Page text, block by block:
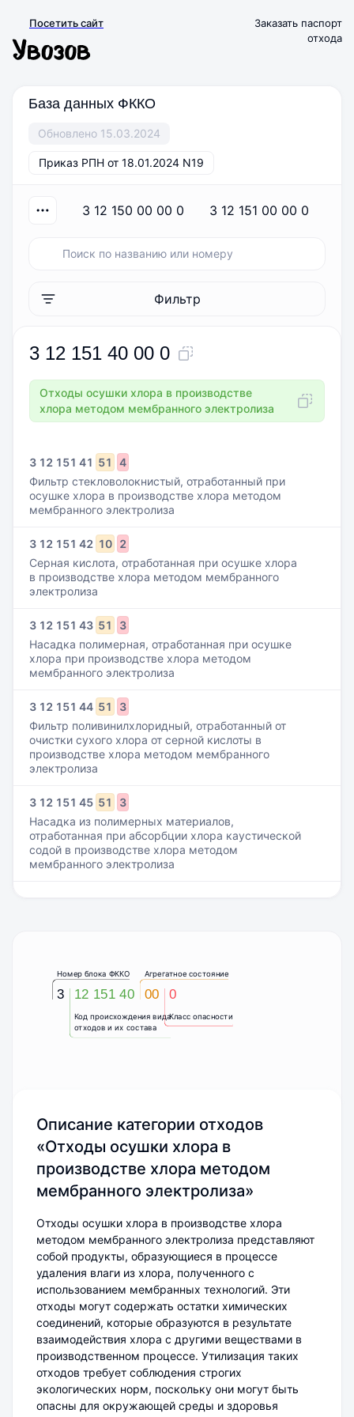
Посетить сайт
Заказать паспорт
отхода
База данных ФККО
Обновлено 15.03.2024
Приказ РПН от 18.01.2024 N19
3 12 150 00 00 0 3 12 151 00 00 0
Фильтр
3 12 151 40 00 0
Отходы осушки хлора в производстве
хлора методом мембранного электролиза
3 12 151 41 51
4
Фильтр стекловолокнистый, отработанный при
осушке хлора в производстве хлора методом
мембранного электролиза
3 12 151 42 10 2
Серная кислота, отработанная при осушке хлора
в производстве хлора методом мембранного
электролиза
3 12 151 43 51
3
Насадка полимерная, отработанная при осушке
хлора при производстве хлора методом
мембранного электролиза
3 12 151 44 51
3
Фильтр поливинилхлоридный, отработанный от
очистки сухого хлора от серной кислоты в
производстве хлора методом мембранного
электролиза
3 12 151 45 51
3
Насадка из полимерных материалов,
отработанная при абсорбции хлора каустической
содой в производстве хлора методом
мембранного электролиза
3
Номер блока ФККО
Код происхождения вида
отходов и их состава
12 151 40
Агрегатное состояние
00
Класс опасности
0
Описание категории отходов
«Отходы осушки хлора в
производстве хлора методом
мембранного электролиза»
Отходы осушки хлора в производстве хлора
методом мембранного электролиза представляют
собой продукты, образующиеся в процессе
удаления влаги из хлора, полученного с
использованием мембранных технологий. Эти
отходы могут содержать остатки химических
соединений, которые образуются в результате
взаимодействия хлора с другими веществами в
производственном процессе. Утилизация таких
отходов требует соблюдения строгих
экологических норм, поскольку они могут быть
опасны для окружающей среды и здоровья